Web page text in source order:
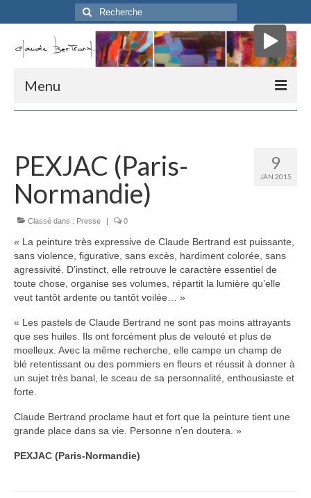
Rechercher
:
Menu
Critique d’Art
Presse
Me contacter
» Parcours «
9
JAN 2015
PEXJAC (Paris-
Normandie)
Classé dans : Presse | 0
« La peinture très expressive de Claude Bertrand est puissante,
sans violence, figurative, sans excès, hardiment colorée, sans
agressivité. D’instinct, elle retrouve le caractère essentiel de
toute chose, organise ses volumes, répartit la lumière qu’elle
veut tantôt ardente ou tantôt voilée… »
« Les pastels de Claude Bertrand ne sont pas moins attrayants
que ses huiles. Ils ont forcément plus de velouté et plus de
moelleux. Avec la même recherche, elle campe un champ de
blé retentissant ou des pommiers en fleurs et réussit à donner à
un sujet très banal, le sceau de sa personnalité, enthousiaste et
forte.
Claude Bertrand proclame haut et fort que la peinture tient une
grande place dans sa vie. Personne n’en doutera. »
PEXJAC (Paris-Normandie)